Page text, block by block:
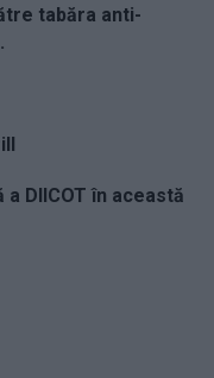
tabăra anti-
DIICOT în această